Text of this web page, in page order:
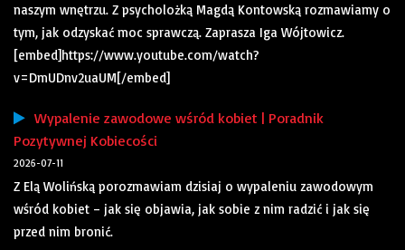
naszym wnętrzu. Z psycholożką Magdą Kontowską rozmawiamy o
tym, jak odzyskać moc sprawczą. Zaprasza Iga Wójtowicz.
[embed]https://www.youtube.com/watch?
v=DmUDnv2uaUM[/embed]
Wypalenie zawodowe wśród kobiet | Poradnik
Pozytywnej Kobiecości
2026-07-11
Z Elą Wolińską porozmawiam dzisiaj o wypaleniu zawodowym
wśród kobiet – jak się objawia, jak sobie z nim radzić i jak się
przed nim bronić.